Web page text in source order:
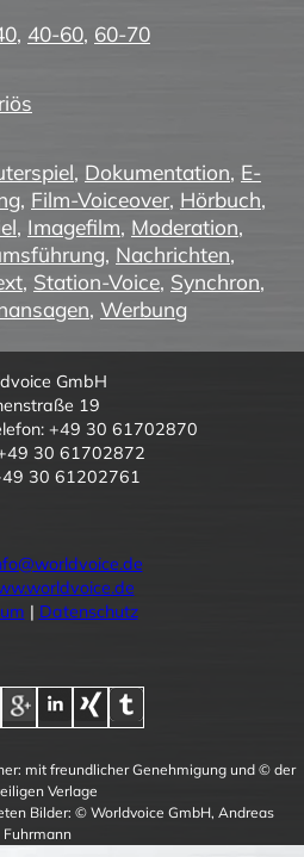
, 40-60, 60-70
, Dokumentation, E-
, Film-Voiceover, Hörbuch,
, Imagefilm, Moderation,
, Nachrichten,
, Station-Voice, Synchron,
, Werbung
GmbH
19
+49 30 61702870
30 61702872
30 61202761
| Datenschutz
mit freundlicher Genehmigung und © der
Verlage
Bilder: © Worldvoice GmbH, Andreas
Fuhrmann